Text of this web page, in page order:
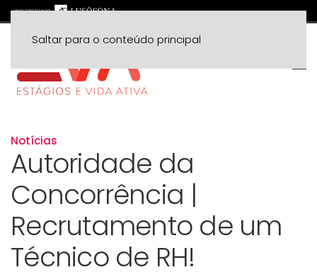
Saltar para o conteúdo principal
Notícias
Autoridade da
Concorrência |
Recrutamento de um
Técnico de RH!